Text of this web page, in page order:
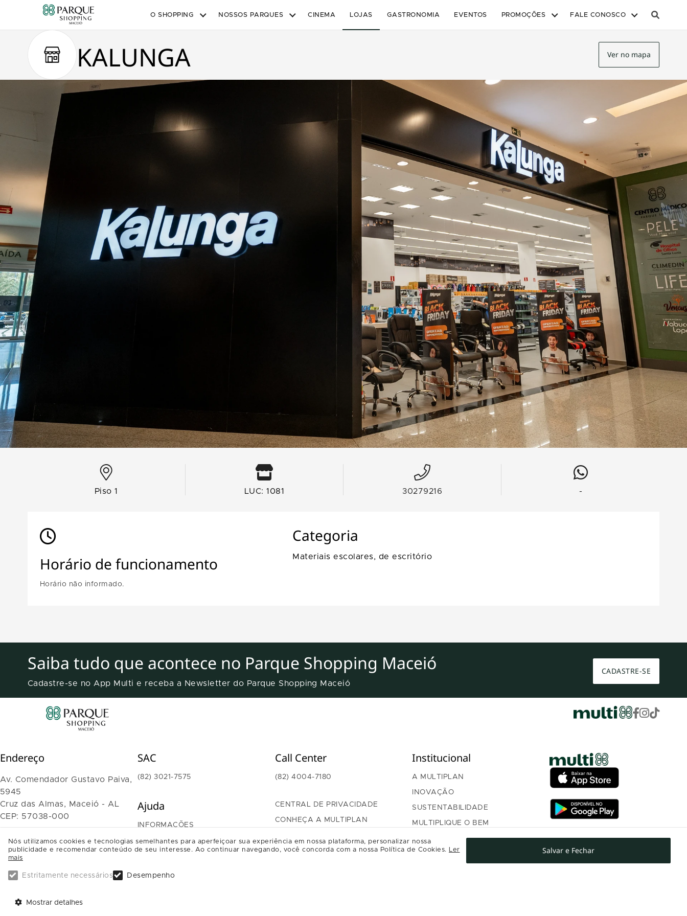
O SHOPPING NOSSOS PARQUES CINEMA LOJAS GASTRONOMIA EVENTOS PROMOÇÕES FALE CONOSCO
KALUNGA Ver no mapa
Piso 1 LUC: 1081 30279216 -
Horário de funcionamento
Horário não informado.
Categoria
Materiais escolares, de escritório
Saiba tudo que acontece no Parque Shopping Maceió
Cadastre-se no App Multi e receba a Newsletter do Parque Shopping Maceió
CADASTRE-SE
Nós utilizamos cookies e tecnologias semelhantes para aperfeiçoar sua experiência em nossa plataforma, personalizar nossa
publicidade e recomendar conteúdo de seu interesse. Ao continuar navegando, você concorda com a nossa Política de Cookies. Ler
mais
Estritamente necessários Desempenho
Mostrar detalhes
Salvar e Fechar
Endereço
Av. Comendador Gustavo Paiva,
5945
Cruz das Almas, Maceió - AL
CEP: 57038-000
SAIBA COMO CHEGAR
SAC
(82) 3021-7575
Ajuda
INFORMAÇÕES
TRABALHE CONOSCO
Call Center
(82) 4004-7180
CENTRAL DE PRIVACIDADE
CONHEÇA A MULTIPLAN
Institucional
A MULTIPLAN
INOVAÇÃO
SUSTENTABILIDADE
MULTIPLIQUE O BEM
GOVERNANÇA
RELAÇÃO COM INVESTIDORES